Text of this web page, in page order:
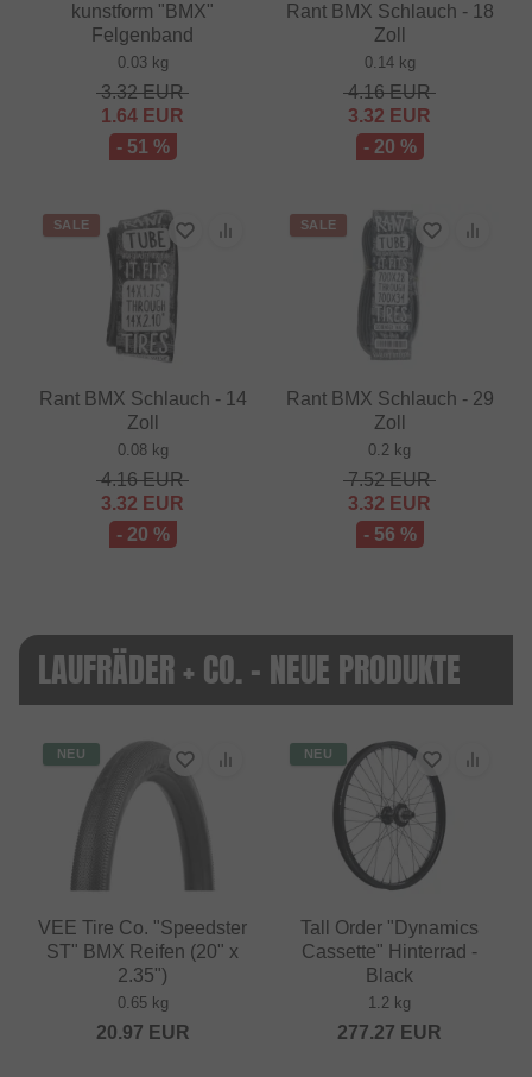
kunstform "BMX"
Felgenband
0.03 kg
3.32EUR
1.64 EUR
- 51 %
Rant BMX Schlauch - 18
Zoll
0.14 kg
4.16EUR
3.32 EUR
- 20 %
SALE
Rant BMX Schlauch - 14
Zoll
0.08 kg
4.16EUR
3.32 EUR
- 20 %
SALE
Rant BMX Schlauch - 29
Zoll
0.2 kg
7.52EUR
3.32 EUR
- 56 %
LAUFRÄDER + CO. - NEUE PRODUKTE
NEU
VEE Tire Co. "Speedster
ST" BMX Reifen (20" x
2.35")
0.65 kg
20.97 EUR
NEU
Tall Order "Dynamics
Cassette" Hinterrad -
Black
1.2 kg
277.27 EUR